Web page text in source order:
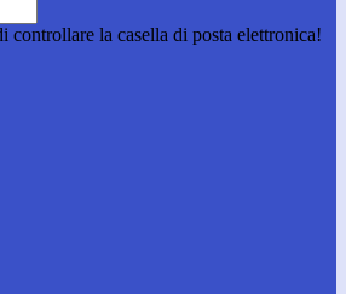
controllare la casella di posta elettronica!